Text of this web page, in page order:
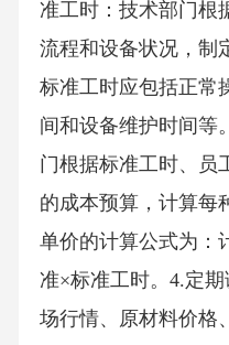
准工时：技术部门根
流程和设备状况，制
标准工时应包括正常
间和设备维护时间等
门根据标准工时、员
的成本预算，计算每
单价的计算公式为：
准×标准工时。4.定
场行情、原材料价格